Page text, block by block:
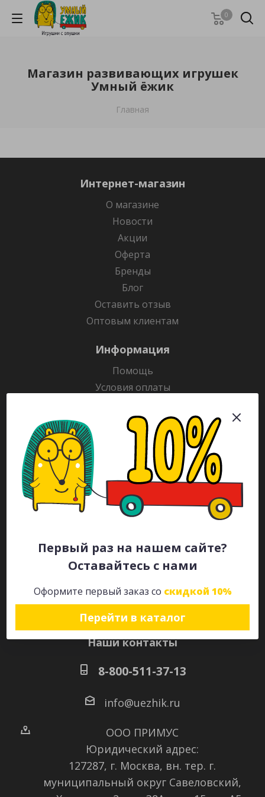
Первый раз на нашем сайте?
Оставайтесь с нами
Оформите первый заказ со скидкой 10%
Перейти в каталог
0
Магазин развивающих игрушек
Умный ёжик
Главная
Интернет-магазин
О магазине
Новости
Акции
Оферта
Бренды
Блог
Оставить отзыв
Оптовым клиентам
Информация
Помощь
Условия оплаты
Гарантия на товар
Раскраски
Рекламодателям
Каталог
Будьте всегда в курсе!
Наши контакты
8-800-511-37-13
info@uezhik.ru
ООО ПРИМУС
Юридический адрес:
127287, г. Москва, вн. тер. г.
муниципальный округ Савеловский,